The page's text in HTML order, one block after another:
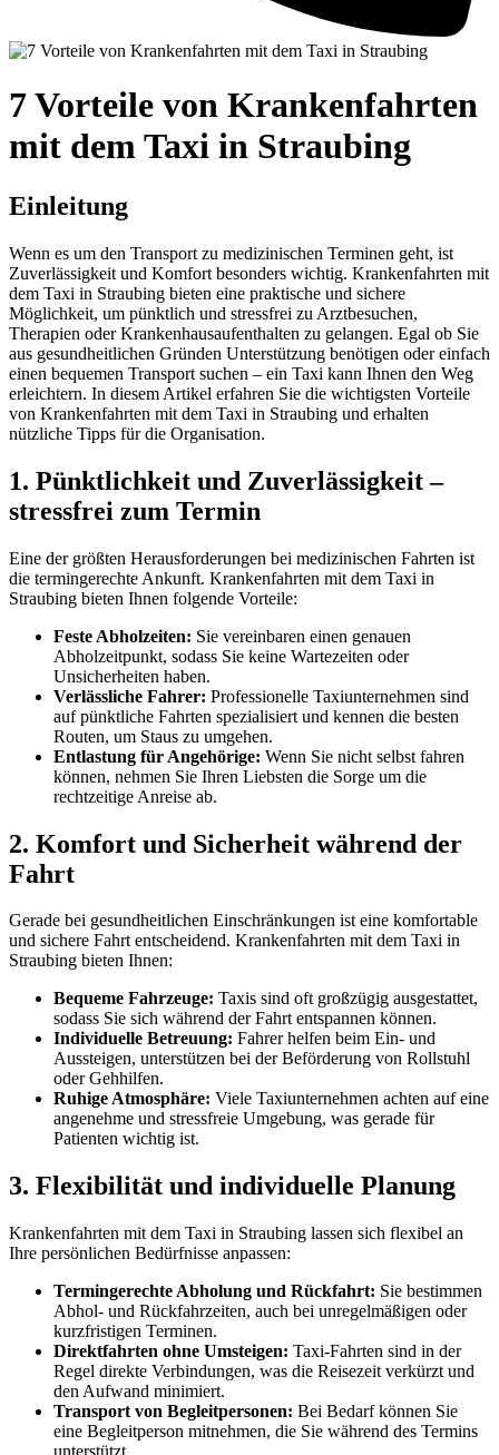
7 Vorteile von Krankenfahrten
mit dem Taxi in Straubing
Einleitung
Wenn es um den Transport zu medizinischen Terminen geht, ist
Zuverlässigkeit und Komfort besonders wichtig. Krankenfahrten mit
dem Taxi in Straubing bieten eine praktische und sichere
Möglichkeit, um pünktlich und stressfrei zu Arztbesuchen,
Therapien oder Krankenhausaufenthalten zu gelangen. Egal ob Sie
aus gesundheitlichen Gründen Unterstützung benötigen oder einfach
einen bequemen Transport suchen – ein Taxi kann Ihnen den Weg
erleichtern. In diesem Artikel erfahren Sie die wichtigsten Vorteile
von Krankenfahrten mit dem Taxi in Straubing und erhalten
nützliche Tipps für die Organisation.
1. Pünktlichkeit und Zuverlässigkeit –
stressfrei zum Termin
Eine der größten Herausforderungen bei medizinischen Fahrten ist
die termingerechte Ankunft. Krankenfahrten mit dem Taxi in
Straubing bieten Ihnen folgende Vorteile:
Feste Abholzeiten: Sie vereinbaren einen genauen
Abholzeitpunkt, sodass Sie keine Wartezeiten oder
Unsicherheiten haben.
Verlässliche Fahrer: Professionelle Taxiunternehmen sind
auf pünktliche Fahrten spezialisiert und kennen die besten
Routen, um Staus zu umgehen.
Entlastung für Angehörige: Wenn Sie nicht selbst fahren
können, nehmen Sie Ihren Liebsten die Sorge um die
rechtzeitige Anreise ab.
2. Komfort und Sicherheit während der
Fahrt
Gerade bei gesundheitlichen Einschränkungen ist eine komfortable
und sichere Fahrt entscheidend. Krankenfahrten mit dem Taxi in
Straubing bieten Ihnen:
Bequeme Fahrzeuge: Taxis sind oft großzügig ausgestattet,
sodass Sie sich während der Fahrt entspannen können.
Individuelle Betreuung: Fahrer helfen beim Ein- und
Aussteigen, unterstützen bei der Beförderung von Rollstuhl
oder Gehhilfen.
Ruhige Atmosphäre: Viele Taxiunternehmen achten auf eine
angenehme und stressfreie Umgebung, was gerade für
Patienten wichtig ist.
3. Flexibilität und individuelle Planung
Krankenfahrten mit dem Taxi in Straubing lassen sich flexibel an
Ihre persönlichen Bedürfnisse anpassen:
Termingerechte Abholung und Rückfahrt: Sie bestimmen
Abhol- und Rückfahrzeiten, auch bei unregelmäßigen oder
kurzfristigen Terminen.
Direktfahrten ohne Umsteigen: Taxi-Fahrten sind in der
Regel direkte Verbindungen, was die Reisezeit verkürzt und
den Aufwand minimiert.
Transport von Begleitpersonen: Bei Bedarf können Sie
eine Begleitperson mitnehmen, die Sie während des Termins